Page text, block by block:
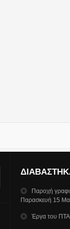
Παροχή
Παρασκευή 15
Έργα του ΠΤΑ